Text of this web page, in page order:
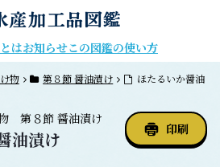
はお知らせこの図鑑の使い方
物 第８節 醤油漬け
ほたるいか醤油
第８節 醤油漬け
油漬け 印刷